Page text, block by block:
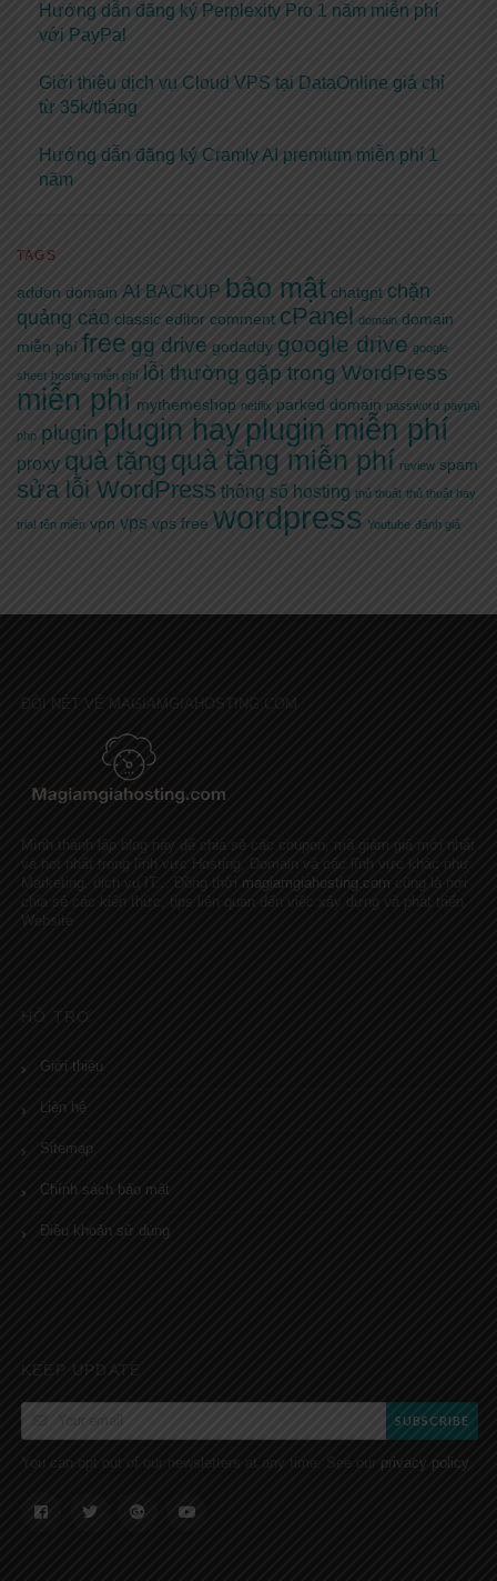
Hướng dẫn đăng ký Perplexity Pro 1 năm miễn phí
với PayPal
Giới thiệu dịch vụ Cloud VPS tại DataOnline giá chỉ
từ 35k/tháng
Hướng dẫn đăng ký Cramly AI premium miễn phí 1
năm
TAGS
addon domain AI BACKUP bảo mật chatgpt chặn
quảng cáo classic editor comment cPanel domain domain
miễn phí free gg drive godaddy google drive google
sheet hosting miễn phí lỗi thường gặp trong WordPress
miễn phí mythemeshop netflix parked domain password paypal
php plugin plugin hay plugin miễn phí
proxy quà tặng quà tặng miễn phí review spam
sửa lỗi WordPress thông số hosting thủ thuật thủ thuật hay
trial tên miền vpn vps vps free wordpress Youtube đánh giá
ĐÔI NÉT VỀ MAGIAMGIAHOSTING.COM
Mình thành lập blog này để chia sẻ các coupon, mã giảm giá mới nhất
và hot nhất trong lĩnh vực Hosting, Domain và các lĩnh vực khác như
Marketing, dịch vụ IT... Đồng thời magiamgiahosting.com cũng là nơi
chia sẻ các kiến thức, tips liên quan đến việc xây dựng và phát triển
Website
HỖ TRỢ
Giới thiệu
Liên hệ
Sitemap
Chính sách bảo mật
Điều khoản sử dụng
KEEP UPDATE
SUBSCRIBE
You can opt out of our newsletters at any time. See our privacy policy